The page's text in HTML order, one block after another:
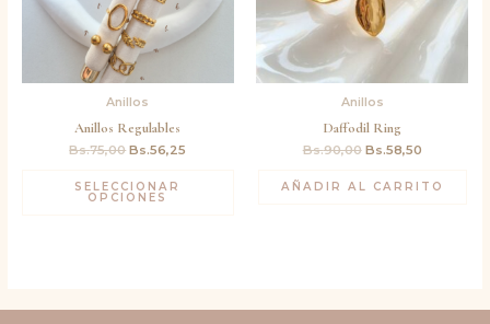
Anillos
Anillos Regulables
Bs.75,00 Bs.56,25
SELECCIONAR
OPCIONES
Anillos
Daffodil Ring
Bs.90,00 Bs.58,50
AÑADIR AL CARRITO